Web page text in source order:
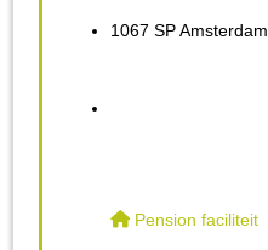
1067 SP Amsterdam
Pension faciliteit